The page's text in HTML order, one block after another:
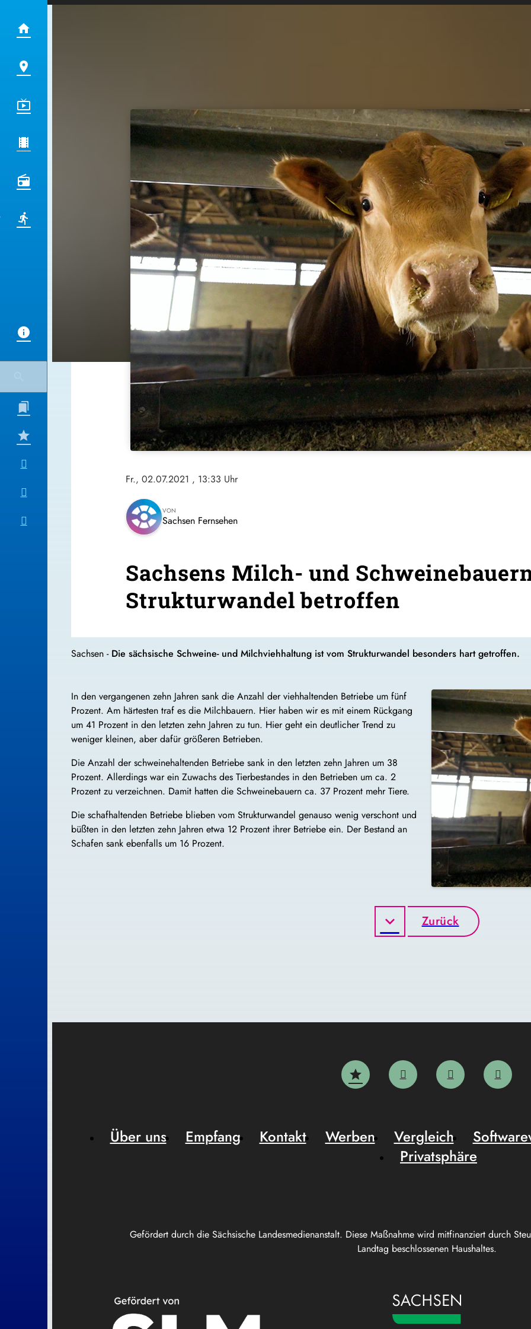
Fr., 02.07.2021 , 13:33 Uhr
VON
Sachsen Fernsehen
Sachsens Milch- und
Strukturwandel betroffen
Sachsen - Die sächsische Schweine- und Milchviehhaltung ist vom Strukturwandel besonders hart getroffen.
In den vergangenen zehn Jahren sank die Anzahl der viehhaltenden Betriebe um fünf
Prozent. Am härtesten traf es die Milchbauern. Hier haben wir es mit einem Rückgang
um 41 Prozent in den letzten zehn Jahren zu tun. Hier geht ein deutlicher Trend zu
weniger kleinen, aber dafür größeren Betrieben.
Die Anzahl der schweinehaltenden Betriebe sank in den letzten zehn Jahren um 38
Prozent. Allerdings war ein Zuwachs des Tierbestandes in den Betrieben um ca. 2
Prozent zu verzeichnen. Damit hatten die Schweinebauern ca. 37 Prozent mehr Tiere.
Die schafhaltenden Betriebe blieben vom Strukturwandel genauso wenig verschont und
büßten in den letzten zehn Jahren etwa 12 Prozent ihrer Betriebe ein. Der Bestand an
Schafen sank ebenfalls um 16 Prozent.
Zurück
Gefördert durch die Sächsische Landesmedienanstalt. Diese Maßnahme wird mitfinanziert durch
Landtag beschlossenen Haushaltes.
Über uns Empfang Kontakt Werben Vergleich
Privatsphäre